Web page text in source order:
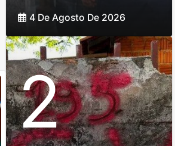
4 De Agosto De 2026
2